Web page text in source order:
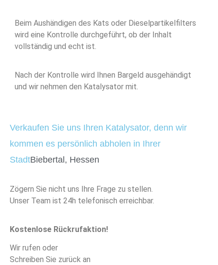
Beim Aushändigen des Kats oder Dieselpartikelfilters
wird eine Kontrolle durchgeführt, ob der Inhalt
vollständig und echt ist.
Nach der Kontrolle wird Ihnen Bargeld ausgehändigt
und wir nehmen den Katalysator mit.
Verkaufen Sie uns Ihren Katalysator, denn wir
kommen es persönlich abholen in Ihrer
StadtBiebertal, Hessen
Zögern Sie nicht uns Ihre Frage zu stellen.
Unser Team ist 24h telefonisch erreichbar.
Kostenlose Rückrufaktion!
Wir rufen oder
Schreiben Sie zurück an